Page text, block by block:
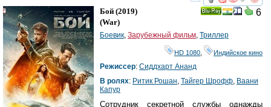
смотреть
6
Бой (2019)
(War)
Боевик, Зарубежный фильм, Триллер
HD 1080 Индийское кино
Режиссер: Сиддхарт Ананд
В ролях: Ритик Рошан, Тайгер Шрофф, Ваани
Капур
Сотрудник секретной службы однажды